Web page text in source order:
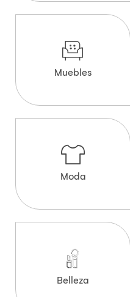
Muebles
Moda
Belleza